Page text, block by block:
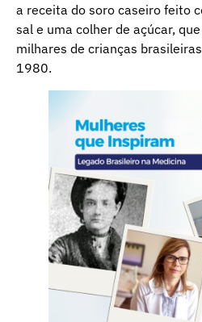
a receita do soro caseiro feito
sal e uma colher de açúcar,
milhares de crianças
1980.